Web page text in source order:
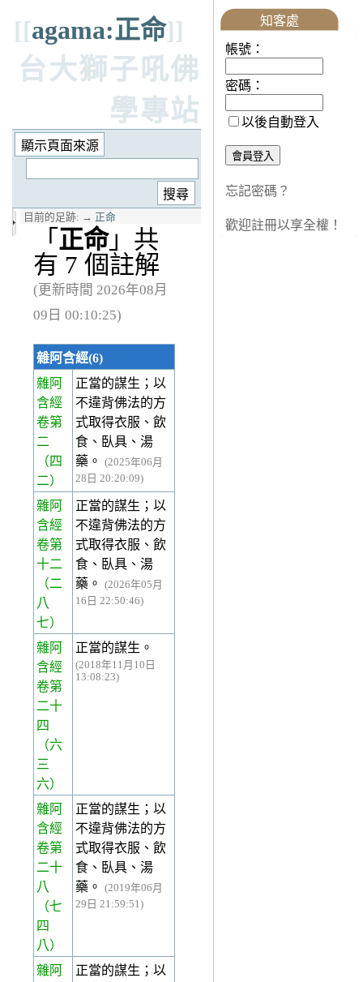
[[agama:正命]]
台大獅子吼佛
學專站
目前的足跡: → 正命
「 正命」共
有 7 個註解
(更新時間 2026年08月
09日 00:10:25)
雜阿含經(6)
雜阿
含經
卷第
二
（四
二）
正當的謀生；以
不違背佛法的方
式取得衣服、飲
食、臥具、湯
藥。
(2025年06月
28日 20:20:09)
雜阿
含經
卷第
十二
（二
八
七）
正當的謀生；以
不違背佛法的方
式取得衣服、飲
食、臥具、湯
藥。
(2026年05月
16日 22:50:46)
雜阿
含經
卷第
二十
四
（六
三
六）
正當的謀生。
(2018年11月10日
13:08:23)
雜阿
含經
卷第
二十
八
（七
四
八）
正當的謀生；以
不違背佛法的方
式取得衣服、飲
食、臥具、湯
藥。
(2019年06月
29日 21:59:51)
雜阿
正當的謀生；以
知客處
帳號：
密碼：
以後自動登入
忘記密碼？
歡迎註冊以享全權！